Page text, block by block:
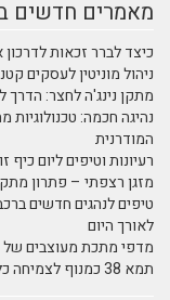
מאמרים חדשים
כיצד לברר זכאות לדרכון
ניהול מוניטין לעסקים
מתקן נינג'ה לחצר: הדרך
המודרנית
רעיונות וטיפים ליום
מזגן רצפתי – פתרון
טיפים לנהגים חדשים
לאורך היום
מדפי מתכת מעוצבים של
תמא 38 כמנוף לצמיחה כלכלית